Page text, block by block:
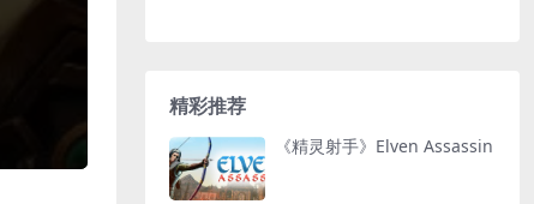
精彩推荐
《精灵射手》Elven Assassin